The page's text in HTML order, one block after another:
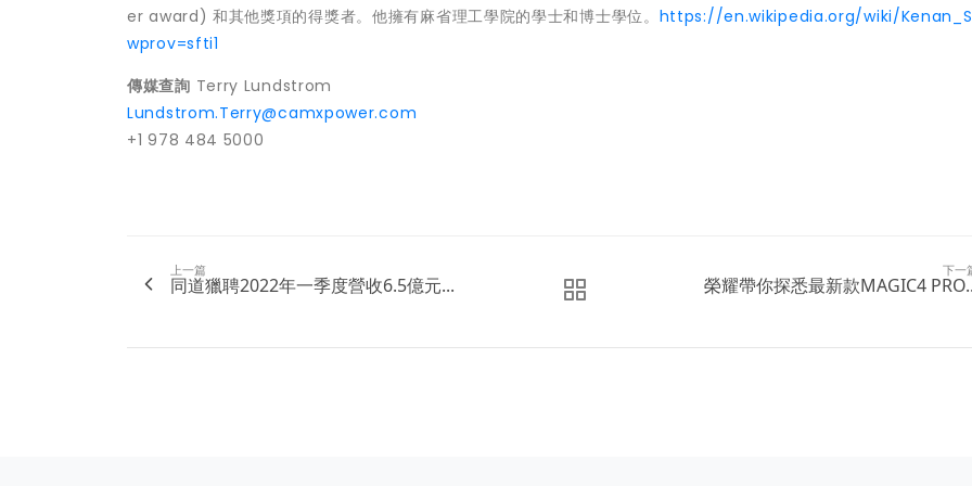
er award) 和其他獎項的得獎者。他擁有麻省理工學院的學士和博士學位。 https://en.wikipedia.org/wiki/
wprov=sfti1
傳媒查詢 Terry Lundstrom
Lundstrom.Terry@camxpower.com
+1 978 484 5000
上一篇
同道獵聘2022年一季度營收6.5億元...
下一
榮耀帶你探悉最新款MAGIC4